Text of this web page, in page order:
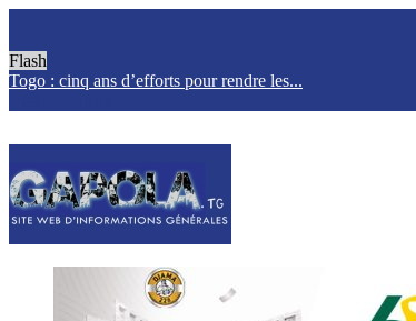
Flash
Togo : cinq ans d’efforts pour rendre les...